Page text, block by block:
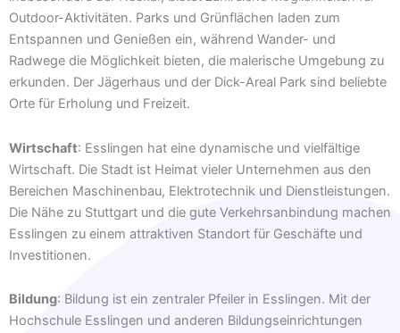
Outdoor-Aktivitäten. Parks und Grünflächen laden zum
Entspannen und Genießen ein, während Wander- und
Radwege die Möglichkeit bieten, die malerische Umgebung zu
erkunden. Der Jägerhaus und der Dick-Areal Park sind beliebte
Orte für Erholung und Freizeit.
Wirtschaft: Esslingen hat eine dynamische und vielfältige
Wirtschaft. Die Stadt ist Heimat vieler Unternehmen aus den
Bereichen Maschinenbau, Elektrotechnik und Dienstleistungen.
Die Nähe zu Stuttgart und die gute Verkehrsanbindung machen
Esslingen zu einem attraktiven Standort für Geschäfte und
Investitionen.
Bildung: Bildung ist ein zentraler Pfeiler in Esslingen. Mit der
Hochschule Esslingen und anderen Bildungseinrichtungen